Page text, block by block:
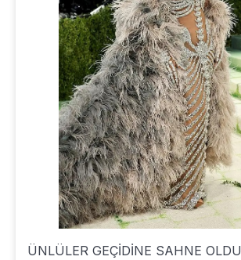
ÜNLÜLER GEÇİDİNE SAHNE OLDU